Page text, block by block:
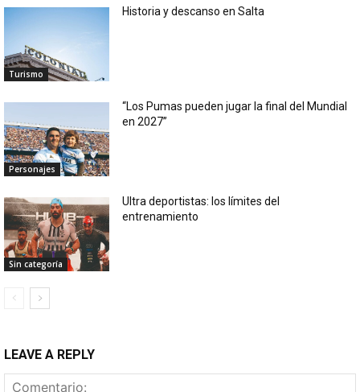
Turismo
Historia y descanso en Salta
Personajes
“Los Pumas pueden jugar la final del Mundial
en 2027”
Sin categoría
Ultra deportistas: los límites del
entrenamiento
LEAVE A REPLY